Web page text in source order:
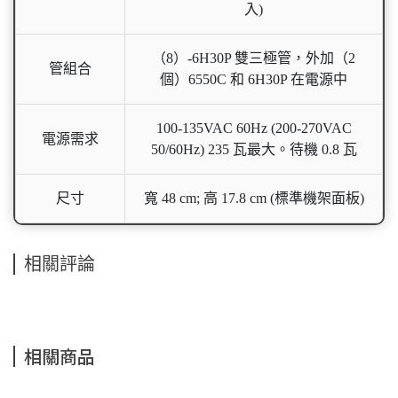
入)
管組合
（8）-6H30P 雙三極管，外加（2
個）6550C 和 6H30P 在電源中
電源需求
100-135VAC 60Hz (200-270VAC
50/60Hz) 235 瓦最大。待機 0.8 瓦
尺寸 寬 48 cm; 高 17.8 cm (標準機架面板)
相關評論
相關商品